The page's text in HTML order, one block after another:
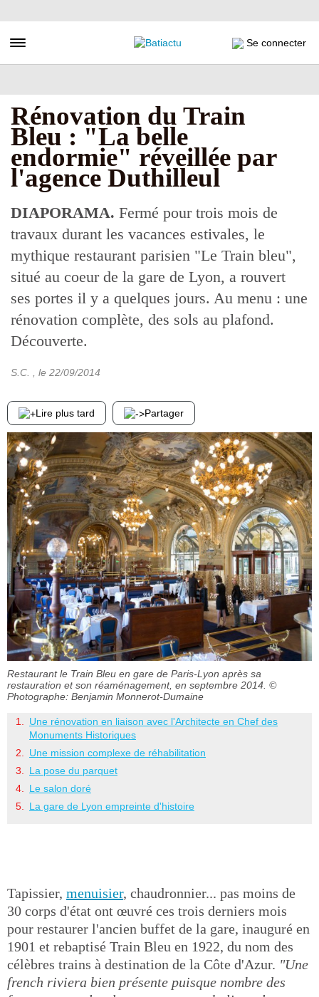
au
principal
Toggle navigation Se connecter
Rénovation du Train
Bleu : "La belle
endormie" réveillée par
l'agence Duthilleul
DIAPORAMA. Fermé pour trois mois de
travaux durant les vacances estivales, le
mythique restaurant parisien "Le Train bleu",
situé au coeur de la gare de Lyon, a rouvert
ses portes il y a quelques jours. Au menu : une
rénovation complète, des sols au plafond.
Découverte.
S.C. , le 22/09/2014
Lire plus tard Partager
Restaurant le Train Bleu en gare de Paris-Lyon après sa
restauration et son réaménagement, en septembre 2014. ©
Photographe: Benjamin Monnerot-Dumaine
Une rénovation en liaison avec l'Architecte en Chef des
Monuments Historiques
Une mission complexe de réhabilitation
La pose du parquet
Le salon doré
La gare de Lyon empreinte d'histoire
Tapissier, menuisier, chaudronnier... pas moins de
30 corps d'état ont œuvré ces trois derniers mois
pour restaurer l'ancien buffet de la gare, inauguré en
1901 et rebaptisé Train Bleu en 1922, du nom des
célèbres trains à destination de la Côte d'Azur. "Une
french riviera bien présente puisque nombre des